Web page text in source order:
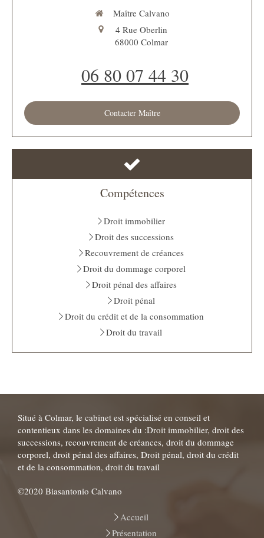
Maître Calvano
4 Rue Oberlin
68000 Colmar
06 80 07 44 30
Contacter Maître
Compétences
Droit immobilier
Droit des successions
Recouvrement de créances
Droit du dommage corporel
Droit pénal des affaires
Droit pénal
Droit du crédit et de la consommation
Droit du travail
Situé à Colmar, le cabinet est spécialisé en conseil et
contentieux dans les domaines du :Droit immobilier, droit des
successions, recouvrement de créances, droit du dommage
corporel, droit pénal des affaires, Droit pénal, droit du crédit
et de la consommation, droit du travail
©2020 Biasantonio Calvano
Accueil
Présentation